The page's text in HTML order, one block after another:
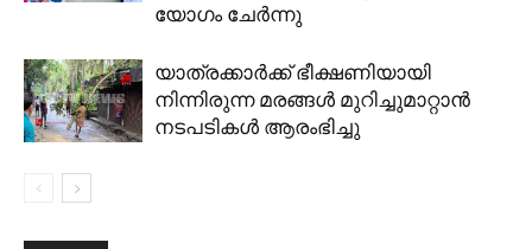
യോഗം ചേര്‍ന്നു
യാത്രക്കാര്‍ക്ക് ഭീക്ഷണിയായി
നിന്നിരുന്ന മരങ്ങള്‍ മുറിച്ചുമാറ്റാന്‍
നടപടികള്‍ ആരംഭിച്ചു